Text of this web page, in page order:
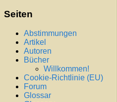
Seiten
Abstimmungen
Artikel
Autoren
Bücher
Willkommen!
Cookie-Richtlinie (EU)
Forum
Glossar